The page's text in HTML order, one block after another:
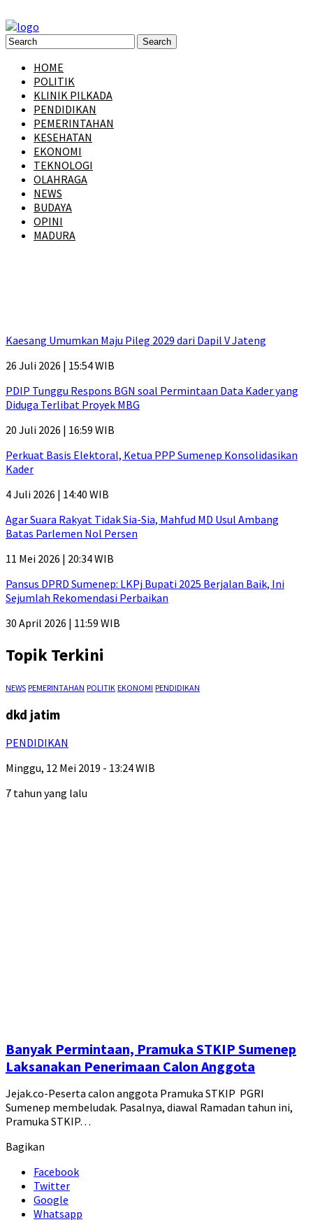
HOME
POLITIK
KLINIK PILKADA
PENDIDIKAN
PEMERINTAHAN
KESEHATAN
EKONOMI
TEKNOLOGI
OLAHRAGA
NEWS
BUDAYA
OPINI
MADURA
Kaesang Umumkan Maju Pileg 2029 dari Dapil V Jateng
26 Juli 2026 | 15:54 WIB
PDIP Tunggu Respons BGN soal Permintaan Data Kader yang
Diduga Terlibat Proyek MBG
20 Juli 2026 | 16:59 WIB
Perkuat Basis Elektoral, Ketua PPP Sumenep Konsolidasikan
Kader
4 Juli 2026 | 14:40 WIB
Agar Suara Rakyat Tidak Sia-Sia, Mahfud MD Usul Ambang
Batas Parlemen Nol Persen
11 Mei 2026 | 20:34 WIB
Pansus DPRD Sumenep: LKPj Bupati 2025 Berjalan Baik, Ini
Sejumlah Rekomendasi Perbaikan
30 April 2026 | 11:59 WIB
Topik Terkini
NEWS PEMERINTAHAN POLITIK EKONOMI PENDIDIKAN
dkd jatim
PENDIDIKAN
Minggu, 12 Mei 2019 - 13:24 WIB
7 tahun yang lalu
Banyak Permintaan, Pramuka STKIP Sumenep
Laksanakan Penerimaan Calon Anggota
Jejak.co-Peserta calon anggota Pramuka STKIP PGRI
Sumenep membeludak. Pasalnya, diawal Ramadan tahun ini,
Pramuka STKIP…
Bagikan
Facebook
Twitter
Google
Whatsapp